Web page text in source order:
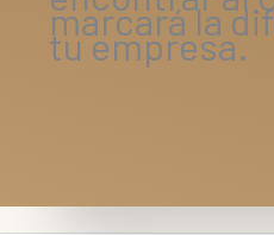
marcará la
tu empresa.